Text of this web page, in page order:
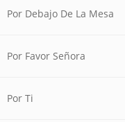
Por Debajo De La Mesa
Por Favor Señora
Por Ti